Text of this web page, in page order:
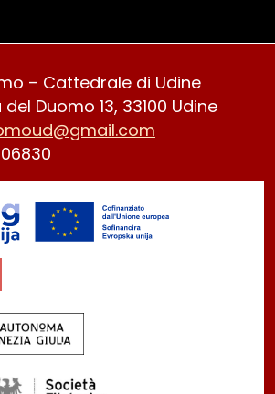
– Cattedrale di Udine
Duomo 13, 33100 Udine